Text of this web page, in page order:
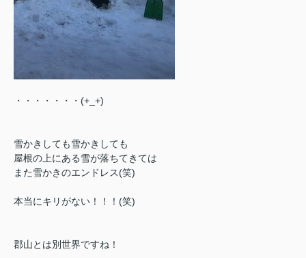
・・・・・・・(+_+)
雪かきしても雪かきしても
屋根の上にある雪が落ちてきては
また雪かきのエンドレス(笑)
本当にキリがない！！！(笑)
郡山とは別世界ですね！